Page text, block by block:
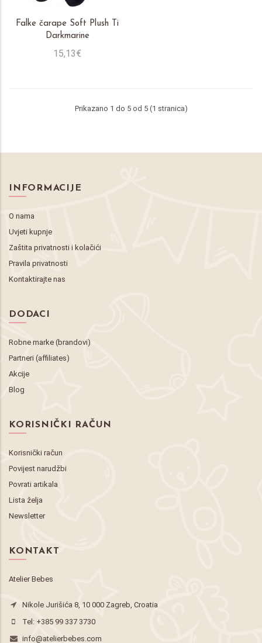
Falke čarape Soft Plush Ti
Darkmarine
15,13€
Prikazano 1 do 5 od 5 (1 stranica)
INFORMACIJE
O nama
Uvjeti kupnje
Zaštita privatnosti i kolačići
Pravila privatnosti
Kontaktirajte nas
DODACI
Robne marke (brandovi)
Partneri (affiliates)
Akcije
Blog
KORISNIČKI RAČUN
Korisnički račun
Povijest narudžbi
Povrati artikala
Lista želja
Newsletter
KONTAKT
Atelier Bebes
Nikole Jurišića 8, 10 000 Zagreb, Croatia
Tel: +385 99 337 3730
info@atelierbebes.com